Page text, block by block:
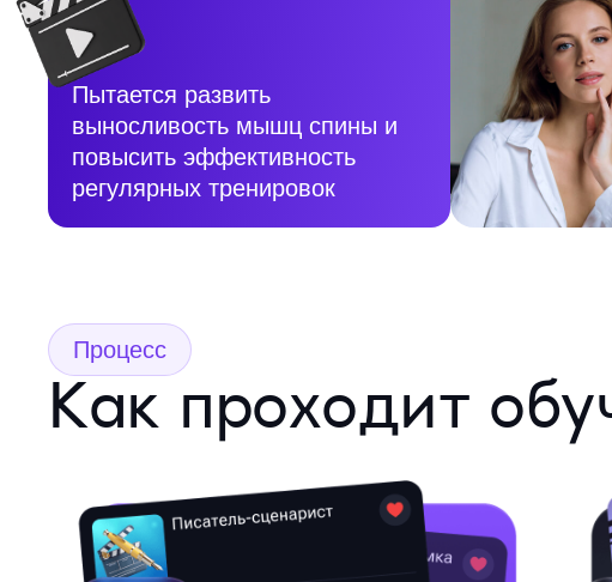
Пытается развить
выносливость мышц спины и
повысить эффективность
регулярных тренировок
Процесс
Как проходит